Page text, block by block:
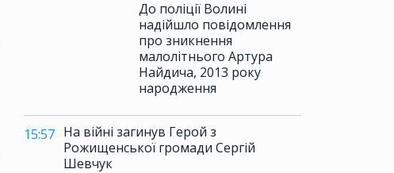
До поліції Волині
надійшло повідомлення
про зникнення
малолітнього Артура
Найдича, 2013 року
народження
15:57 На війні загинув Герой з
Рожищенської громади Сергій
Шевчук